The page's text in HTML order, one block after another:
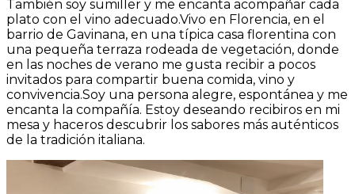
También soy sumiller y me encanta acompañar cada
plato con el vino adecuado.Vivo en Florencia, en el
barrio de Gavinana, en una típica casa florentina con
una pequeña terraza rodeada de vegetación, donde
en las noches de verano me gusta recibir a pocos
invitados para compartir buena comida, vino y
convivencia.Soy una persona alegre, espontánea y me
encanta la compañía. Estoy deseando recibiros en mi
mesa y haceros descubrir los sabores más auténticos
de la tradición italiana.